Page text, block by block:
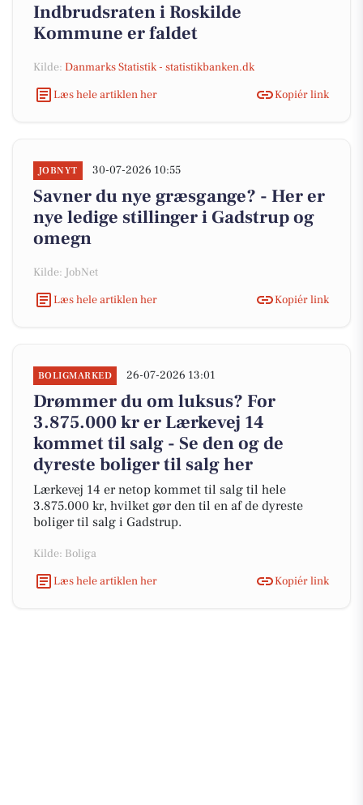
Indbrudsraten i Roskilde
Kommune er faldet
Kilde: Danmarks Statistik - statistikbanken.dk
Læs hele artiklen her
Kopiér link
JOBNYT 30-07-2026 10:55
Savner du nye græsgange? - Her er
nye ledige stillinger i Gadstrup og
omegn
Kilde: JobNet
Læs hele artiklen her
Kopiér link
BOLIGMARKED 26-07-2026 13:01
Drømmer du om luksus? For
3.875.000 kr er Lærkevej 14
kommet til salg - Se den og de
dyreste boliger til salg her
Lærkevej 14 er netop kommet til salg til hele
3.875.000 kr, hvilket gør den til en af de dyreste
boliger til salg i Gadstrup.
Kilde: Boliga
Læs hele artiklen her
Kopiér link